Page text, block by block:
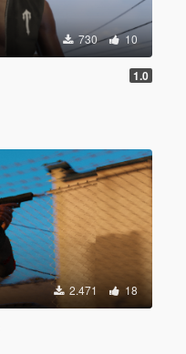
730 10
1.0
2.471 18